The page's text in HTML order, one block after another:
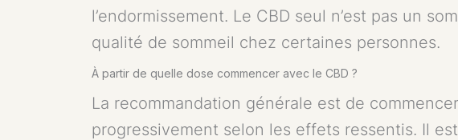
l’endormissement. Le CBD seul n’est pas un
qualité de sommeil chez certaines personnes.
À partir de quelle dose commencer avec le CBD ?
La recommandation générale est de
progressivement selon les effets ressentis. Il